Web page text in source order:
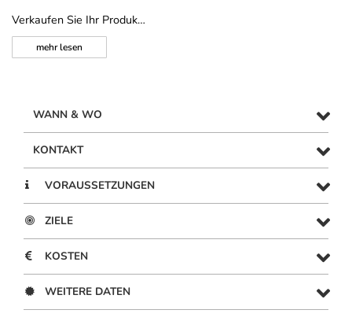
Verkaufen Sie Ihr Produk…
mehrlesen
WANN & WO
KONTAKT
VORAUSSETZUNGEN
ZIELE
KOSTEN
WEITERE DATEN